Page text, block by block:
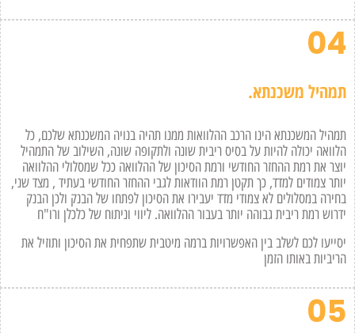
04
תמהיל משכנתא.
תמהיל המשכנתא הינו הרכב ההלוואות ממנו תהיה בנויה המשכנתא שלכם, כל
הלוואה יכולה להיות על בסיס ריבית שונה ולתקופה שונה, השילוב של התמהיל
יוצר את רמת ההחזר החודשי ורמת הסיכון של ההלוואה ככל שמסלולי ההלוואה
יותר צמודים למדד, כך תקטן רמת הוודאות לגבי ההחזר החודשי בעתיד , מצד שני,
בחירה במסלולים לא צמודי מדד יעבירו את הסיכון לפתחו של הבנק ולכן הבנק
ידרוש רמת ריבית גבוהה יותר בעבור ההלוואה. ליווי וניתוח של כלכלן ורו"ח
יסייעו לכם לשלב בין האפשרויות ברמה מיטבית שתפחית את הסיכון ותוזיל את
הריביות באותו הזמן
05